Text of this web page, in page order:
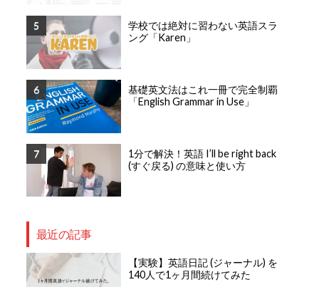
学校では絶対に習わない英語スラ
ング「Karen」
基礎英文法はこれ一冊で完全制覇
「English Grammar in Use」
1分で解決！英語 I’ll be right back
(すぐ戻る) の意味と使い方
最近の記事
【実験】英語日記 (ジャーナル) を
140人で1ヶ月間続けてみた